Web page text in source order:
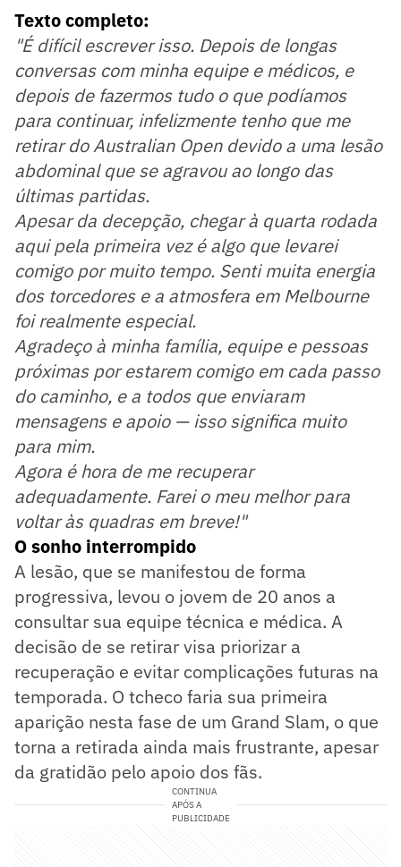
Texto completo:
"É difícil escrever isso. Depois de longas
conversas com minha equipe e médicos, e
depois de fazermos tudo o que podíamos
para continuar, infelizmente tenho que me
retirar do Australian Open devido a uma lesão
abdominal que se agravou ao longo das
últimas partidas.
Apesar da decepção, chegar à quarta rodada
aqui pela primeira vez é algo que levarei
comigo por muito tempo. Senti muita energia
dos torcedores e a atmosfera em Melbourne
foi realmente especial.
Agradeço à minha família, equipe e pessoas
próximas por estarem comigo em cada passo
do caminho, e a todos que enviaram
mensagens e apoio — isso significa muito
para mim.
Agora é hora de me recuperar
adequadamente. Farei o meu melhor para
voltar às quadras em breve!"
O sonho interrompido
A lesão, que se manifestou de forma
progressiva, levou o jovem de 20 anos a
consultar sua equipe técnica e médica. A
decisão de se retirar visa priorizar a
recuperação e evitar complicações futuras na
temporada. O tcheco faria sua primeira
aparição nesta fase de um Grand Slam, o que
torna a retirada ainda mais frustrante, apesar
da gratidão pelo apoio dos fãs.
CONTINUA
APÓS A
PUBLICIDADE